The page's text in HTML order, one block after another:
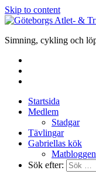
Skip to content
Simning, cykling och
Startsida
Medlem
Stadgar
Tävlingar
Gabriellas kök
Matbloggen
Sök efter: